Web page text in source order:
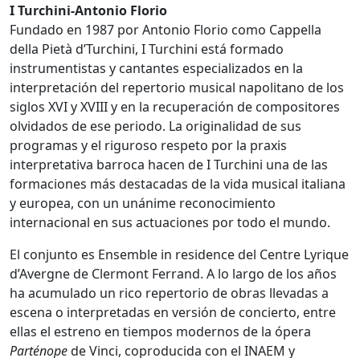
I Turchini-Antonio Florio
Fundado en 1987 por Antonio Florio como Cappella
della Pietà d’Turchini, I Turchini está formado
instrumentistas y cantantes especializados en la
interpretación del repertorio musical napolitano de los
siglos XVI y XVIII y en la recuperación de compositores
olvidados de ese periodo. La originalidad de sus
programas y el riguroso respeto por la praxis
interpretativa barroca hacen de I Turchini una de las
formaciones más destacadas de la vida musical italiana
y europea, con un unánime reconocimiento
internacional en sus actuaciones por todo el mundo.
El conjunto es Ensemble in residence del Centre Lyrique
d’Avergne de Clermont Ferrand. A lo largo de los años
ha acumulado un rico repertorio de obras llevadas a
escena o interpretadas en versión de concierto, entre
ellas el estreno en tiempos modernos de la ópera
Parténopede Vinci, coproducida con el INAEM y